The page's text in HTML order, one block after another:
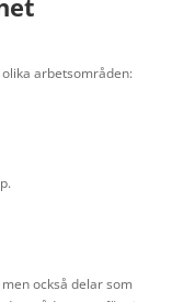
arbetsområden:
också delar som